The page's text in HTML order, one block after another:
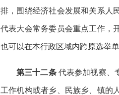
排，围绕经济社会发展和关系人
代表大会常务委员会重点工作，
也可以在本行政区域内跨原选举
第三十二条代表参加视察、
工作机构或者乡、民族乡、镇的